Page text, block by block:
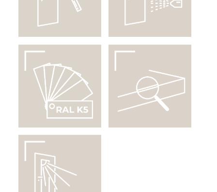
Ob modern interpretiert oder klassisch
umgesetzt: Landhaus Türen schaffen
Atmosphäre, Charakter und eine hochwertige
Verbindung von Architektur und Einrichtung.